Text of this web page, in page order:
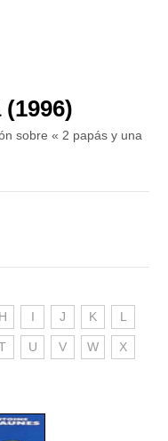
sobre « 2 papás y una
H I J K L
U V W X